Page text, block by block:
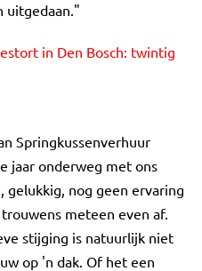
uitgedaan."
in Den Bosch: twintig
Springkussenverhuur
jaar onderweg met ons
nog geen ervaring
meteen even af.
stijging is natuurlijk niet
op 'n dak. Of het een